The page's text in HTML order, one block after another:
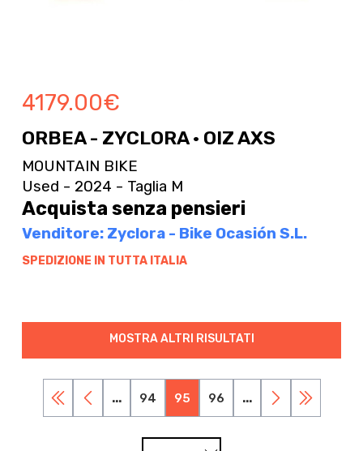
4179.00€
ORBEA - ZYCLORA · OIZ AXS
MOUNTAIN BIKE
Used - 2024 - Taglia M
Acquista senza pensieri
Venditore: Zyclora - Bike Ocasión S.L.
SPEDIZIONE IN TUTTA ITALIA
MOSTRA ALTRI RISULTATI
... 94 95 96 ...